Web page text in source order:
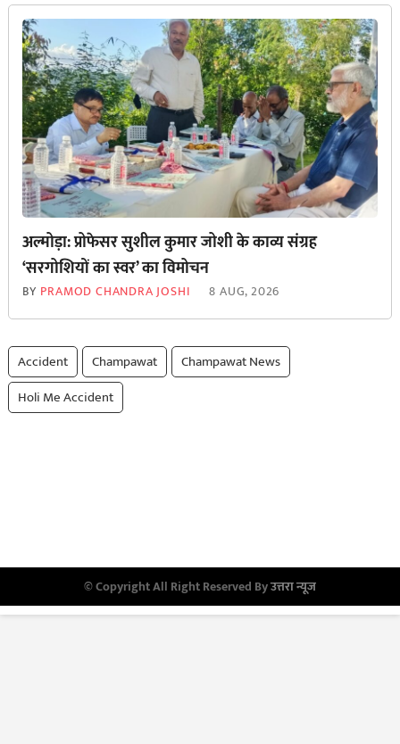
अल्मोड़ा: प्रोफेसर सुशील कुमार जोशी के काव्य संग्रह
‘सरगोशियों का स्वर’ का विमोचन
BY PRAMOD CHANDRA JOSHI 8 AUG, 2026
Accident Champawat
Champawat News
Holi Me Accident
© Copyright All Right Reserved Byउत्तरा न्यूज